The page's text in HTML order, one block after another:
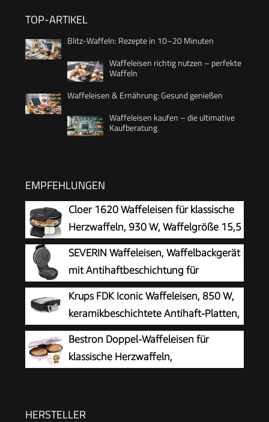
TOP-ARTIKEL
Blitz-Waffeln: Rezepte in 10–20 Minuten
Waffeleisen richtig nutzen – perfekte
Waffeln
Waffeleisen & Ernährung: Gesund genießen
Waffeleisen kaufen – die ultimative
Kaufberatung
EMPFEHLUNGEN
Cloer 1620 Waffeleisen für klassische
Herzwaffeln, 930 W, Waffelgröße 15,5
cm, stufenlos wählbarer
Bräunungsgrad, schwarz
SEVERIN Waffeleisen, Waffelbackgerät
mit Antihaftbeschichtung für
klassische Herzwaffeln, platzsparend
und praktisch, ca. 1.300 W Leistung,
schwarz/Edelstal, WA 2103
Krups FDK Iconic Waffeleisen, 850 W,
keramikbeschichtete Antihaft-Platten,
ikonisches Design, vertikale
Aufbewahrung, benutzerfreundlich,
Schwarz/Edelstahl, FDK261
Bestron Doppel-Waffeleisen für
klassische Herzwaffeln,
Kindergeburtstage, Ostern & Weihnachten,
HERSTELLER